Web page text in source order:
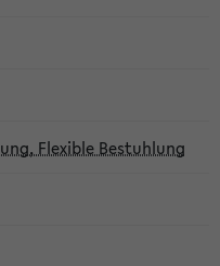
Flexible Bestuhlung